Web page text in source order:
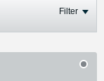
Filter